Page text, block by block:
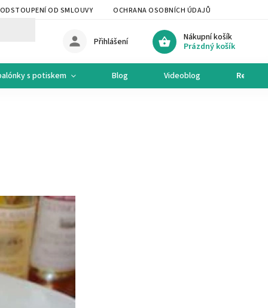
ODSTOUPENÍ OD SMLOUVY OCHRANA OSOBNÍCH ÚDAJŮ
Nákupní košík
Prázdný košík
Přihlášení
s potiskem Blog Videoblog Recepty